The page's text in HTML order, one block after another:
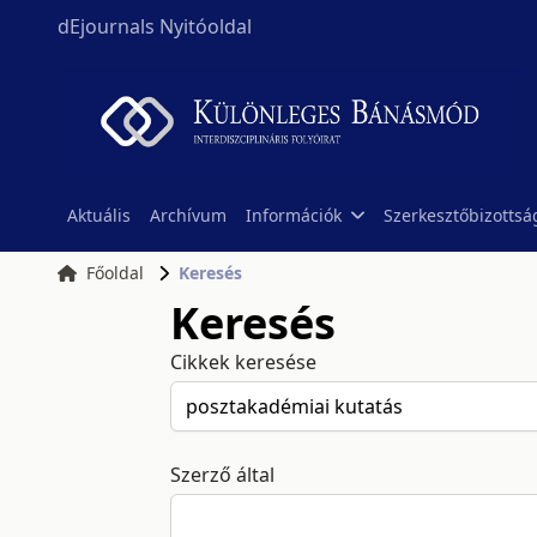
dEjournals Nyitóoldal
Aktuális Archívum Információk
Főoldal Keresés
Keresés
Cikkek keresése
Szerző által